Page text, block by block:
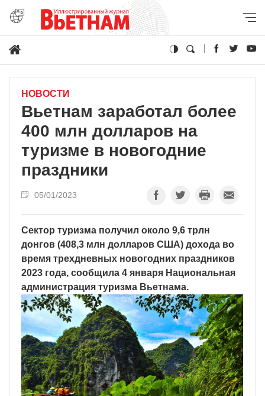
НОВОСТИ
Вьетнам заработал более
400 млн долларов на
туризме в новогодние
праздники
05/01/2023
Сектор туризма получил около 9,6 трлн
донгов (408,3 млн долларов США) дохода во
время трехдневных новогодних праздников
2023 года, сообщила 4 января Национальная
администрация туризма Вьетнама.